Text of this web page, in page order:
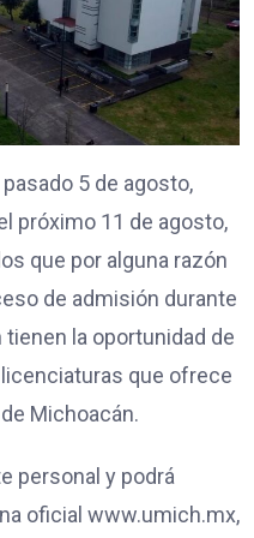
5 de agosto,
próximo 11 de agosto,
que por alguna razón
de admisión durante
tienen la oportunidad de
que ofrece
Michoacán.
personal y podrá
oficial www.umich.mx,